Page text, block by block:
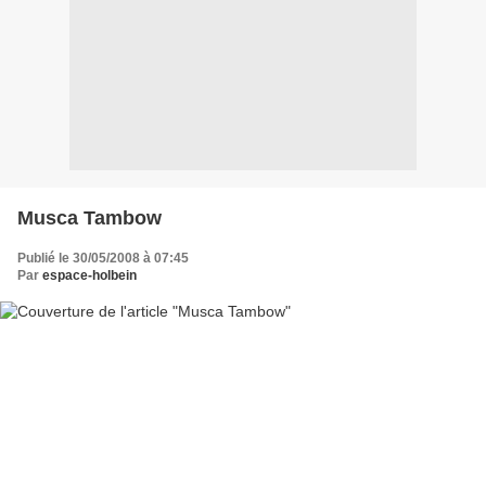
Musca Tambow
Publié le 30/05/2008 à 07:45
Par espace-holbein